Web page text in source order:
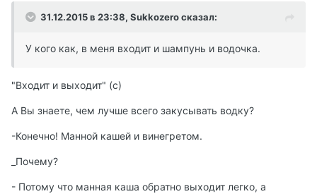
31.12.2015 в 23:38, Sukkozero сказал:
У кого как, в меня входит и шампунь и водочка.
"Входит и выходит" (с)
А Вы знаете, чем лучше всего закусывать водку?
-Конечно! Манной кашей и винегретом.
_Почему?
- Потому что манная каша обратно выходит легко, а